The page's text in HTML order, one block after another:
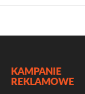
KAMPANIE
REKLAMOWE